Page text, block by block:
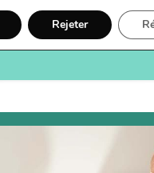
Santé Recherche
Rejeter